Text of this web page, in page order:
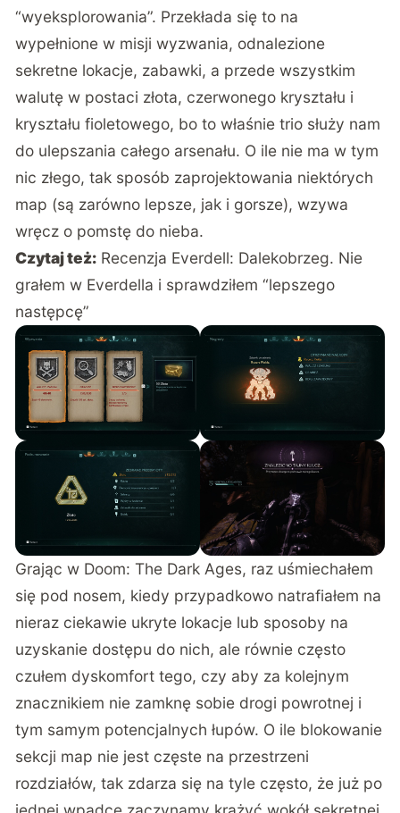
“wyeksplorowania”. Przekłada się to na
wypełnione w misji wyzwania, odnalezione
sekretne lokacje, zabawki, a przede wszystkim
walutę w postaci złota, czerwonego kryształu i
kryształu fioletowego, bo to właśnie trio służy nam
do ulepszania całego arsenału. O ile nie ma w tym
nic złego, tak sposób zaprojektowania niektórych
map (są zarówno lepsze, jak i gorsze), wzywa
wręcz o pomstę do nieba.
Czytaj też: Recenzja Everdell: Dalekobrzeg. Nie
grałem w Everdella i sprawdziłem “lepszego
następcę”
Grając w Doom: The Dark Ages, raz uśmiechałem
się pod nosem, kiedy przypadkowo natrafiałem na
nieraz ciekawie ukryte lokacje lub sposoby na
uzyskanie dostępu do nich, ale równie często
czułem dyskomfort tego, czy aby za kolejnym
znacznikiem nie zamknę sobie drogi powrotnej i
tym samym potencjalnych łupów. O ile blokowanie
sekcji map nie jest częste na przestrzeni
rozdziałów, tak zdarza się na tyle często, że już po